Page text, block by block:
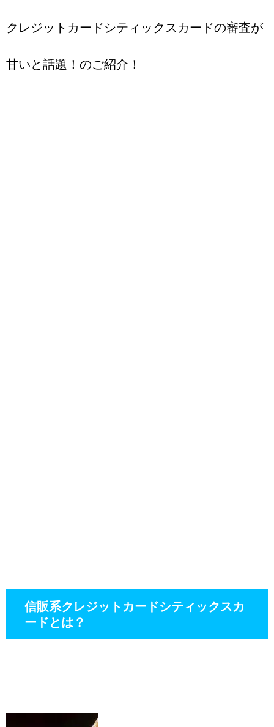
クレジットカードシティックスカードの審査が
甘いと話題！のご紹介！
信販系クレジットカードシティックスカ
ードとは？